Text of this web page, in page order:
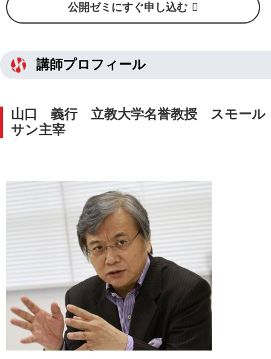
公開ゼミにすぐ申し込む
講師プロフィール
山口 義行 立教大学名誉教授 スモール
サン主宰